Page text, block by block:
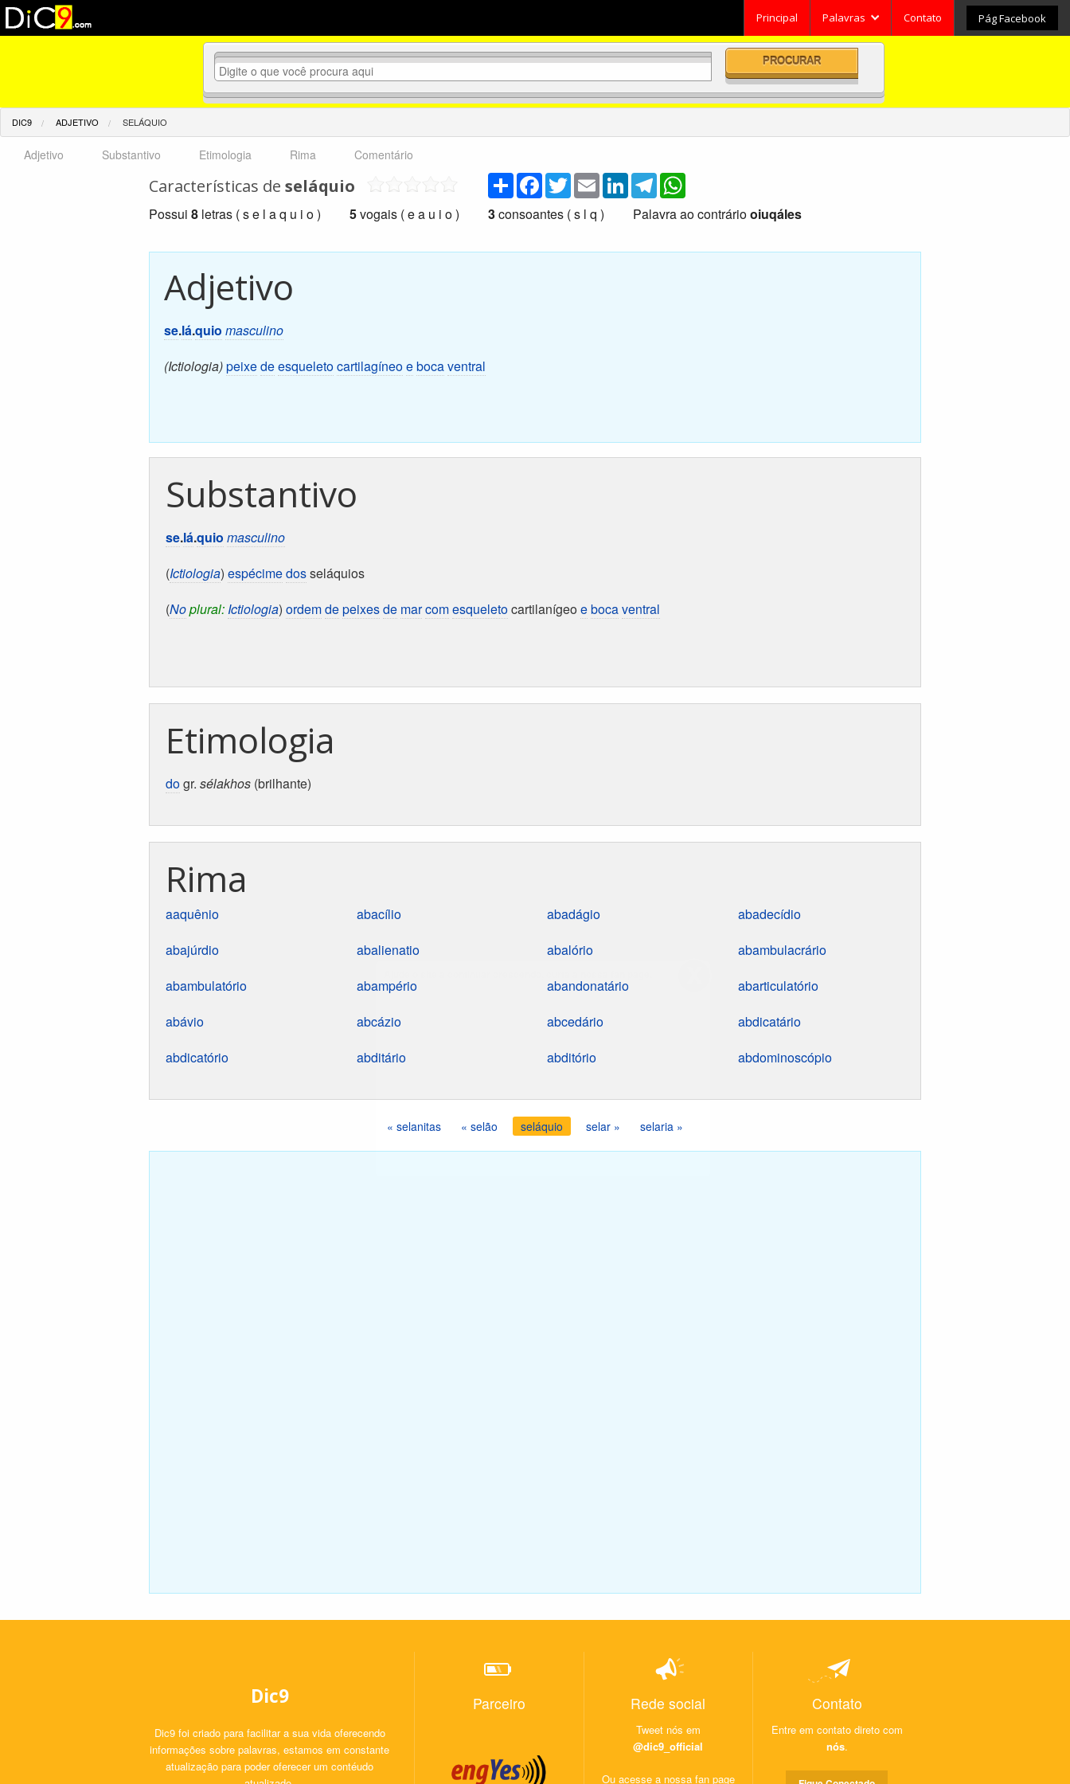
Principal Palavras
Pesquisar
Categorias
Contato Pág Facebook
DIC9 ADJETIVO SELÁQUIO
Adjetivo Substantivo Etimologia Rima Comentário
Características de seláquio ShareFacebook
TwitterEmailLinkedInTelegram
Possui 8 letras ( s e l a q u i o ) 5vogais ( e a u i o ) 3consoantes ( s l q ) Palavra ao contráriooiuqáles
Adjetivo
se.lá.quio masculino
(Ictiologia)peixedeesqueletocartilagíneoebocaventral
Substantivo
se.lá.quio masculino
(Ictiologia) espécimedosseláquios
(Noplural:Ictiologia) ordemdepeixesde marcomesqueletocartilanígeo ebocaventral
Etimologia
dogr. sélakhos (brilhante)
Rima
aaquênio abacílio abadágio
abadecídio
abajúrdio
abalienatio abalório
abambulacrário
abambulatório
abampério abandonatário
abarticulatório
abávio
abcázio abcedário
abdicatário
abdicatório
abditário abditório abdominoscópio
« selanitas « selão seláquio selar » selaria »
Dic9
Dic9 foi criado para facilitar a sua vida oferecendo
informações sobre palavras, estamos em constante
atualização para poder oferecer um contéudo
Parceiro Rede social
Tweet nós em
@dic9_official
Ou acesse a nossa fan page
Contato
Entre em contato direto com
nós.